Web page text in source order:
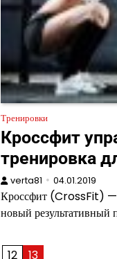
Тренировки
Кроссфит
тренировка
verta81 04.01.2019
Кроссфит (CrossFit) —
новый результативный
12 13